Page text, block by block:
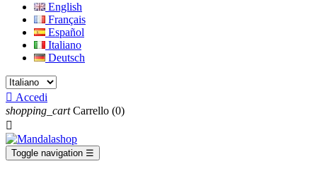
English
Français
Español
Italiano
Deutsch
 Accedi
shopping_cart Carrello (0)

Toggle navigation ☰